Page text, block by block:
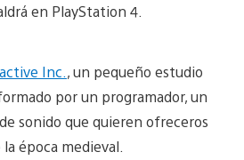
en PlayStation 4.
Inc., un pequeño estudio
por un programador, un
sonido que quieren ofreceros
época medieval.